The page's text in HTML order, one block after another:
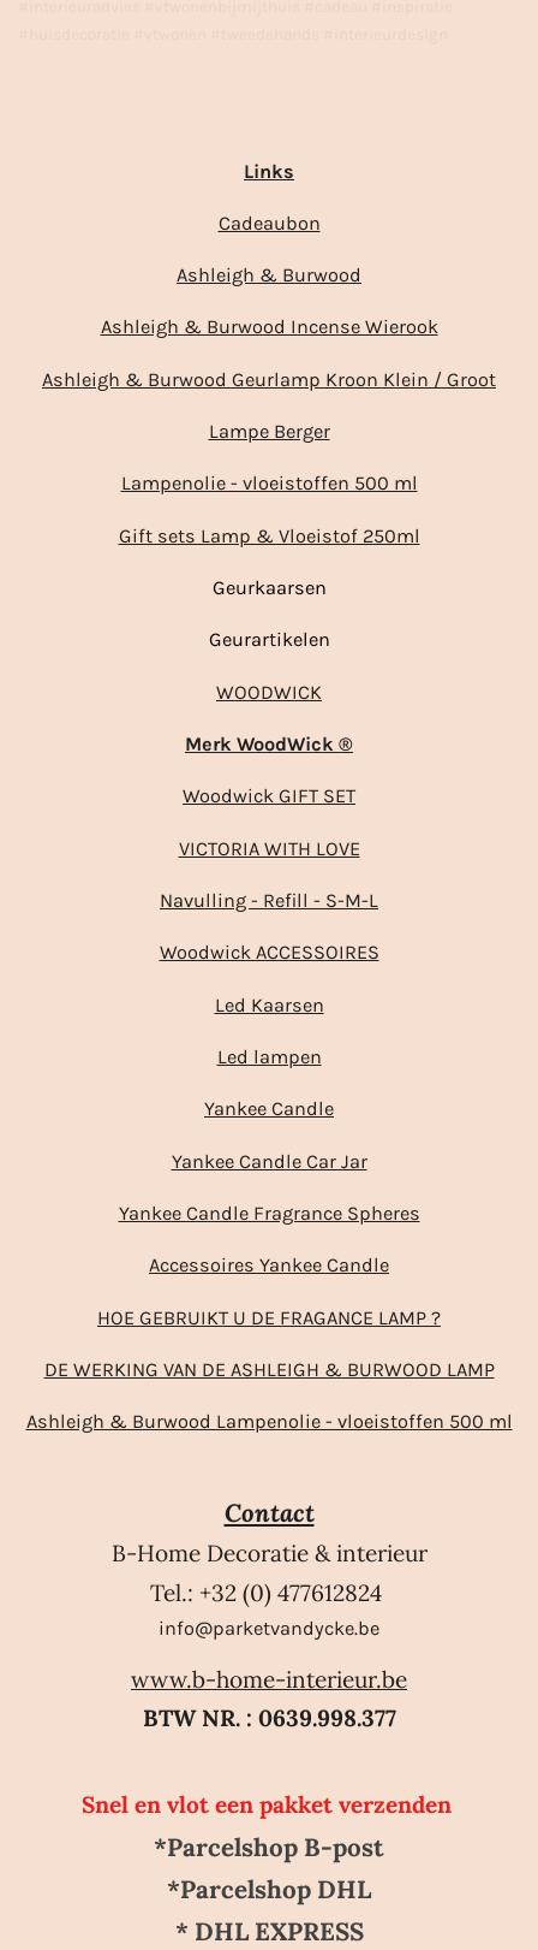
Links
Cadeaubon
Ashleigh & Burwood
Ashleigh & Burwood Incense Wierook
Ashleigh & Burwood Geurlamp Kroon Klein / Groot
Lampe Berger
Lampenolie - vloeistoffen 500 ml
Gift sets Lamp & Vloeistof 250ml
Geurkaarsen
Geurartikelen
WOODWICK
Merk WoodWick ®
Woodwick GIFT SET
VICTORIA WITH LOVE
Navulling - Refill - S-M-L
Woodwick ACCESSOIRES
Led Kaarsen
Led lampen
Yankee Candle
Yankee Candle Car Jar
Yankee Candle Fragrance Spheres
Accessoires Yankee Candle
HOE GEBRUIKT U DE FRAGANCE LAMP ?
DE WERKING VAN DE ASHLEIGH & BURWOOD LAMP
Ashleigh & Burwood Lampenolie - vloeistoffen 500 ml
Contact
B-Home Decoratie & interieur
Tel.: +32 (0) 477612824
info@parketvandycke.be
www.b-home-interieur.be
BTW NR. : 0639.998.377
Snel en vlot een pakket verzenden
*Parcelshop B-post
*Parcelshop DHL
* DHL EXPRESS